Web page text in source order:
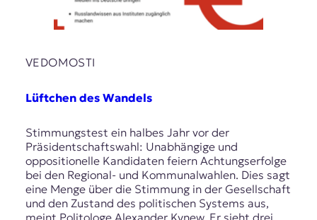
VEDOMOSTI
Lüftchen des Wandels
Stimmungstest ein halbes Jahr vor der
Präsidentschaftswahl: Unabhängige und
oppositionelle Kandidaten feiern Achtungserfolge
bei den Regional- und Kommunalwahlen. Dies sagt
eine Menge über die Stimmung in der Gesellschaft
und den Zustand des politischen Systems aus,
meint Politologe Alexander Kynew. Er sieht drei